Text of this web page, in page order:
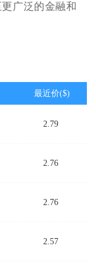
广泛的金融和
最近价($)
2.79
2.76
2.76
2.57